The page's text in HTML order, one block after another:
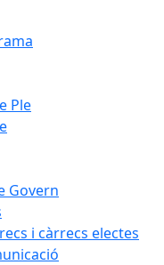
Ple
Govern
i càrrecs electes